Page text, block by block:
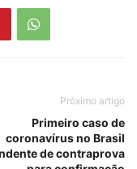
Próximo artigo
Primeiro caso de
coronavírus no Brasil
de contraprova